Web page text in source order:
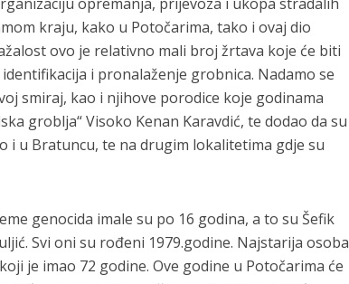
kraju, kako u Potočarima, tako i ovaj dio
ovo je relativno mali broj žrtava koje će biti
i pronalaženje grobnica. Nadamo se
smiraj, kao i njihove porodice koje godinama
groblja“ Visoko Kenan Karavdić, te dodao da su
i u Bratuncu, te na drugim lokalitetima gdje su
genocida imale su po 16 godina, a to su Šefik
Svi oni su rođeni 1979.godine. Najstarija osoba
je imao 72 godine. Ove godine u Potočarima će